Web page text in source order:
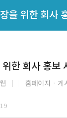
한 회사 홍보
웹 홈페이지ㆍ게
19